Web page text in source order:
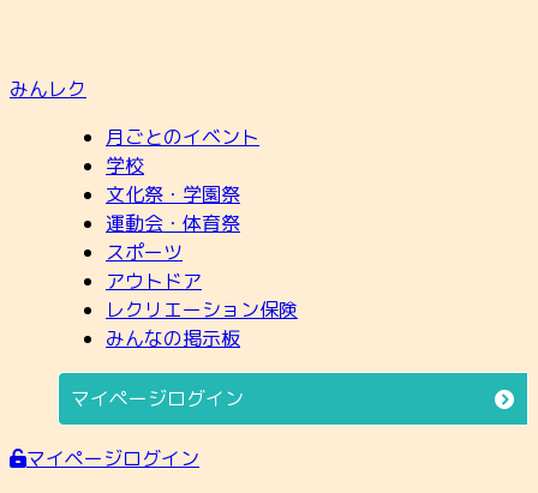
みんレク
月ごとのイベント
学校
文化祭・学園祭
運動会・体育祭
スポーツ
アウトドア
レクリエーション保険
みんなの掲示板
マイページログイン
マイページログイン